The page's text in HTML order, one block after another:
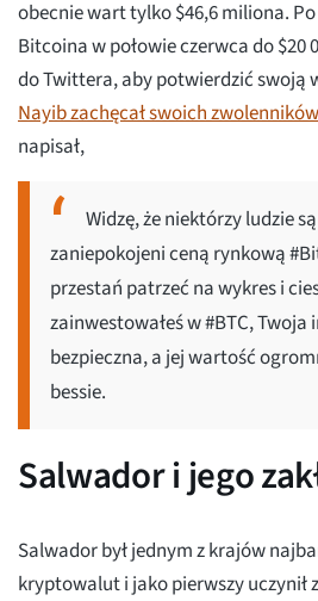
obecnie wart tylko $46,6 miliona.
Bitcoina w połowie czerwca do $20
do Twittera, aby potwierdzić swoją
Nayib zachęcał swoich
napisał,
Widzę, że niektórzy ludzie
zaniepokojeni ceną rynkową
przestań patrzeć na wykres i
zainwestowałeś w #BTC,
bezpieczna, a jej wartość
bessie.
Salwador i jego
Salwador był jednym z krajów
kryptowalut i jako pierwszy uczynił